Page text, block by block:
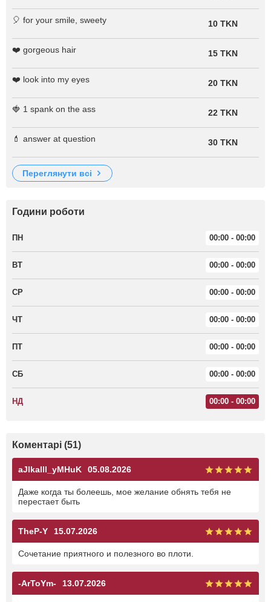
🎈 for your smile, sweety 10 TKN
❤️ gorgeous hair 15 TKN
❤️ look into my eyes 20 TKN
🍓 1 spank on the ass 22 TKN
💄 answer at question 30 TKN
переглянути всі
Години роботи
ПН 00:00 - 00:00
ВТ 00:00 - 00:00
СР 00:00 - 00:00
ЧТ 00:00 - 00:00
ПТ 00:00 - 00:00
СБ 00:00 - 00:00
НД 00:00 - 00:00
Коментарі (51)
aJlkalll_yMHuK 05.08.2026
Даже когда ты болеешь, мое желание обнять тебя не
перестает быть
TheP-Y 15.07.2026
Сочетание приятного и полезного во плоти.
-ArToYm- 13.07.2026